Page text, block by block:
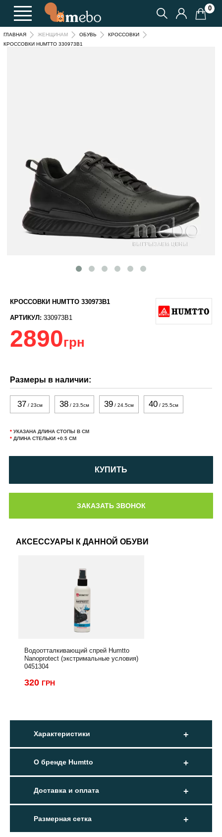
0
ГЛАВНАЯ ЖЕНЩИНАМ ОБУВЬ
КРОССОВКИ
КРОССОВКИ HUMTTO 330973B1
КРОССОВКИ HUMTTO 330973B1
АРТИКУЛ: 330973B1
2890грн
Размеры в наличии:
37 / 23см 38 / 23.5см 39 / 24.5см 40 / 25.5см
* УКАЗАНА ДЛИНА СТОПЫ В СМ
* ДЛИНА СТЕЛЬКИ +0.5 СМ
КУПИТЬ
АКСЕССУАРЫ К ДАННОЙ ОБУВИ
Водоотталкивающий спрей Humtto
Nanoprotect (экстримальные условия)
0451304
320 ГРН
Характеристики
О бренде Humtto
Доставка и оплата
Размерная сетка